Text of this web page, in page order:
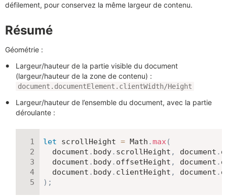
défilement, pour conservez la même largeur de contenu.
Résumé
Géométrie :
Largeur/hauteur de la partie visible du document
(largeur/hauteur de la zone de contenu) :
document.documentElement.clientWidth/Height
Largeur/hauteur de l’ensemble du document, avec la partie
déroulante :
let scrollHeight = Math .max(
  document
. body. scrollHeight , document .
  document
. body. offsetHeight , document .
  document
. body. clientHeight , document .
) ;